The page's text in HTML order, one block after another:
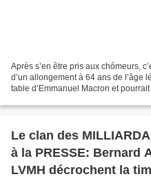
Après s’en être pris aux chômeurs,
d’un allongement à 64 ans de l’âge
table d’Emmanuel Macron et
Le clan des
à la PRESSE: Bernard
LVMH décrochent la